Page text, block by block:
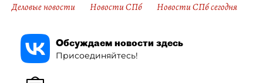
Деловые новости
Новости СПб Новости СПб сегодня
Обсуждаем новости здесь
Присоединяйтесь!